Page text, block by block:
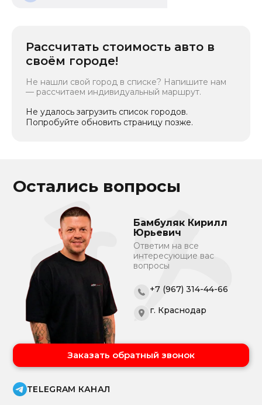
Рассчитать стоимость авто в
своём городе!
Не нашли свой город в списке? Напишите нам
— рассчитаем индивидуальный маршрут.
Не удалось загрузить список городов.
Попробуйте обновить страницу позже.
Остались вопросы
Бамбуляк Кирилл
Юрьевич
Ответим на все
интересующие вас
вопросы
+7 (967) 314-44-66
г. Краснодар
Заказать обратный звонок
TELEGRAM КАНАЛ